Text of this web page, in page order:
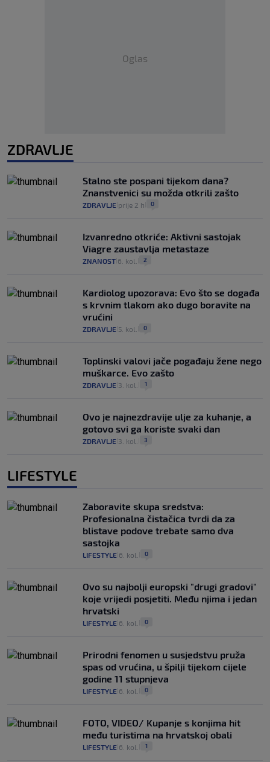
Oglas
ZDRAVLJE
Stalno ste pospani tijekom dana?
Znanstvenici su možda otkrili zašto
ZDRAVLJE prije 2 h 0
Izvanredno otkriće: Aktivni sastojak
Viagre zaustavlja metastaze
ZNANOST 6. kol. 2
Kardiolog upozorava: Evo što se događa
s krvnim tlakom ako dugo boravite na
vrućini
ZDRAVLJE 5. kol. 0
Toplinski valovi jače pogađaju žene nego
muškarce. Evo zašto
ZDRAVLJE 3. kol. 1
Ovo je najnezdravije ulje za kuhanje, a
gotovo svi ga koriste svaki dan
ZDRAVLJE 3. kol. 3
LIFESTYLE
Zaboravite skupa sredstva:
Profesionalna čistačica tvrdi da za
blistave podove trebate samo dva
sastojka
LIFESTYLE 6. kol. 0
Ovo su najbolji europski "drugi gradovi"
koje vrijedi posjetiti. Među njima i jedan
hrvatski
LIFESTYLE 6. kol. 0
Prirodni fenomen u susjedstvu pruža
spas od vrućina, u špilji tijekom cijele
godine 11 stupnjeva
LIFESTYLE 6. kol. 0
FOTO, VIDEO/ Kupanje s konjima hit
među turistima na hrvatskoj obali
LIFESTYLE 6. kol. 1